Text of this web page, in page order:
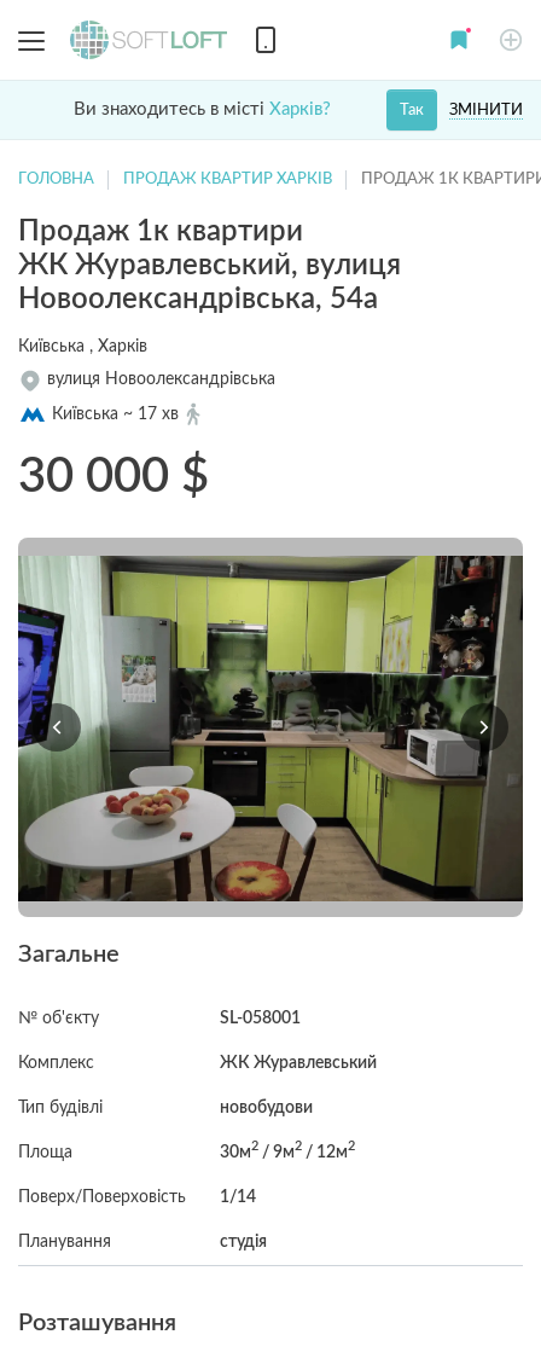
Ви знаходитесь в місті Харків? ЗМІНИТИ
Так
ГОЛОВНА ПРОДАЖ КВАРТИР ХАРКІВ ПРОДАЖ 1К
Продаж 1к квартири
ЖК Журавлевський, вулиця
Новоолександрівська, 54а
Київська , Харків
вулиця Новоолександрівська
Київська ~ 17 хв
30 000 $
Загальне
№ об'єкту SL-058001
Комплекс ЖК Журавлевський
Тип будівлі новобудови
Площа 30м2 / 9м2 / 12м2
Поверх/Поверховість 1/14
Планування студія
Розташування